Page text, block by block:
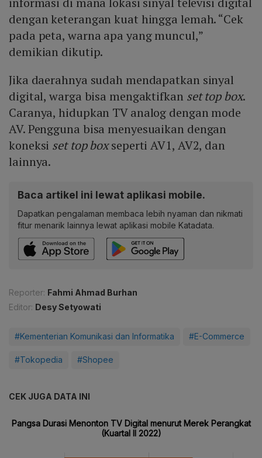
dengan keterangan kuat hingga lemah. “Cek
pada peta, warna apa yang muncul,”
demikian dikutip.
Jika daerahnya sudah mendapatkan sinyal
digital, warga bisa mengaktifkan set top box.
Caranya, hidupkan TV analog dengan mode
AV. Pengguna bisa menyesuaikan dengan
koneksi set top boxseperti AV1, AV2, dan
lainnya.
Baca artikel ini lewat aplikasi mobile.
Dapatkan pengalaman membaca lebih nyaman dan nikmati
fitur menarik lainnya lewat aplikasi mobile Katadata.
Reporter: Fahmi Ahmad Burhan
Editor: Desy Setyowati
#Kementerian Komunikasi dan Informatika #E-Commerce
#Tokopedia #Shopee
CEK JUGA DATA INI